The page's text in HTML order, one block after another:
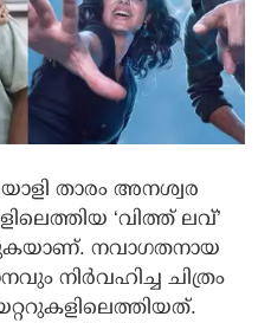
താരം അനശ്വര
‘വിത്ത് ലവ്’
നവാഗതനായ
നിര്‍വഹിച്ച ചിത്രം